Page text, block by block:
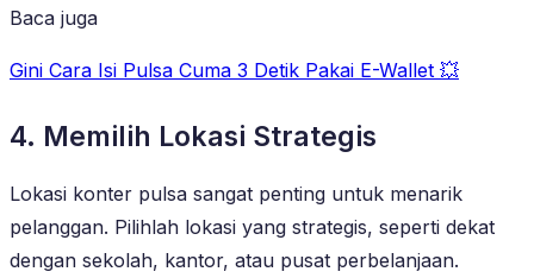
Baca juga
Gini Cara Isi Pulsa Cuma 3 Detik Pakai E-Wallet 💥
4. Memilih Lokasi Strategis
Lokasi konter pulsa sangat penting untuk menarik
pelanggan. Pilihlah lokasi yang strategis, seperti dekat
dengan sekolah, kantor, atau pusat perbelanjaan.